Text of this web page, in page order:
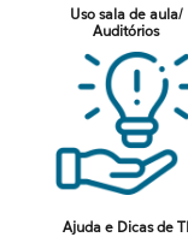
Uso sala de aula/
Auditórios
Ajuda e Dicas de TI